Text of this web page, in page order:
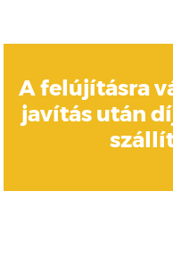
A felújításra
javítás után